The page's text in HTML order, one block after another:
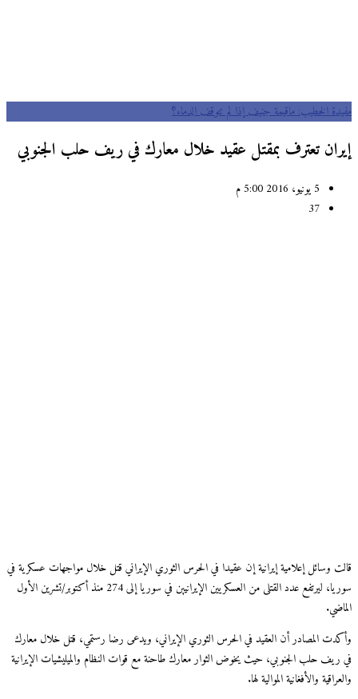
الخطيب: ماقيمة جنيف إذا لم تتوقف الدماء؟
تعترف بمقتل عقيد خلال معارك في ريف حلب الجنوبي
5 يونيو، 2016 5:00 م
37
وسائل إعلامية إيرانية إن عقيدا في الحرس الثوري الإيراني قتل خلال مواجهات عسكرية في
سوريا، ليرتفع عدد القتلى من العسكريين الإيرانيين في سوريا إلى 274 منذ أكتوبر/تشرين الأول
المصادر أن العقيد في الحرس الثوري الإيراني، ويدعى رضا رستمي، قتل خلال معارك
حلب الجنوبي، حيث يخوض الثوار معارك طاحنة مع قوات النظام والميليشيات الإيرانية
والأفغانية الموالية لها.